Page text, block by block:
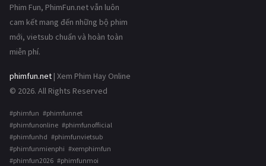
Phim Fun, PhimFun.net vẫn luôn
cam kết mang đến những bộ phim
mới, vietsub chuẩn và hoàn toàn
miễn phí.
phimfun.net | Xem Phim Hay Online
© 2026. All Rights Reserved
#phimfun #phimfunnet
#phimfunonline #phimfunofficial
#phimfunhd #phimfunvietsub
#phimfunmienphi #xemphimfun
#phimfun2026 #phimfunmoi